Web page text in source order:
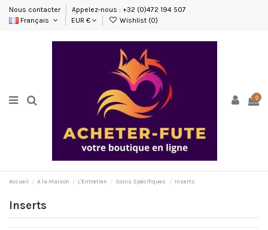
Nous contacter
Appelez-nous : +32 (0)472 194 507
Français
EUR € Wishlist (0)
0
Accueil A la Maison L'Entretien Soins Spécifiques Inserts
Inserts